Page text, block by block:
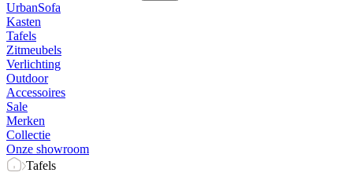
UrbanSofa
Kasten
Tafels
Zitmeubels
Verlichting
Outdoor
Accessoires
Sale
Merken
Collectie
Onze showroom
Tafels